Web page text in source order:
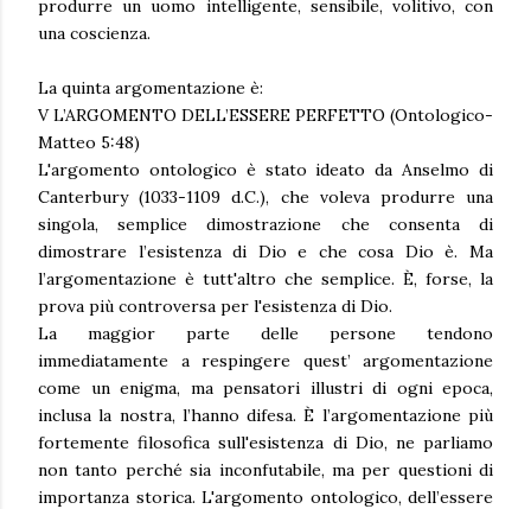
produrre un uomo intelligente, sensibile, volitivo, con
una coscienza.
La quinta argomentazione è:
V L’ARGOMENTO DELL’ESSERE PERFETTO (Ontologico-
Matteo 5:48)
L'argomento ontologico è stato ideato da Anselmo di
Canterbury (1033-1109 d.C.), che voleva produrre una
singola, semplice dimostrazione che consenta di
dimostrare l’esistenza di Dio e che cosa Dio è. Ma
l’argomentazione è tutt'altro che semplice. È, forse, la
prova più controversa per l'esistenza di Dio.
La maggior parte delle persone tendono
immediatamente a respingere quest’ argomentazione
come un enigma, ma pensatori illustri di ogni epoca,
inclusa la nostra, l’hanno difesa. È l’argomentazione più
fortemente filosofica sull'esistenza di Dio, ne parliamo
non tanto perché sia inconfutabile, ma per questioni di
importanza storica. L'argomento ontologico, dell’essere